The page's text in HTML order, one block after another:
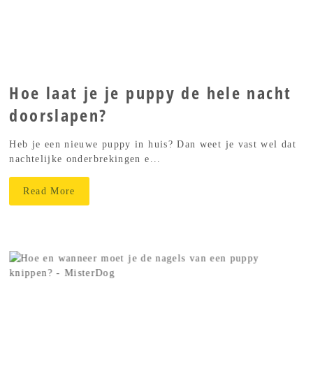
Hoe laat je je puppy de hele nacht
doorslapen?
Heb je een nieuwe puppy in huis? Dan weet je vast wel dat
nachtelijke onderbrekingen e...
Read More